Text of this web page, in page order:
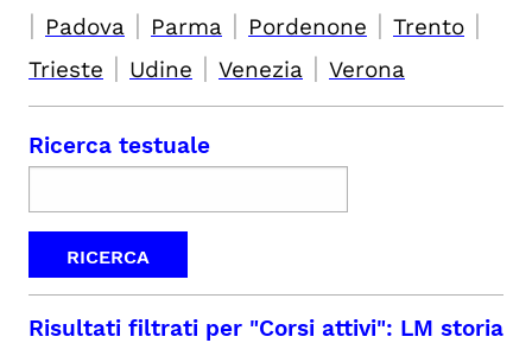
| Padova | Parma | Pordenone | Trento |
Trieste | Udine | Venezia | Verona
Ricerca testuale
Risultati filtrati per "Corsi attivi": LM storia